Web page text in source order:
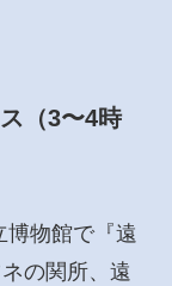
（3〜4時
物館で『遠
の関所、遠